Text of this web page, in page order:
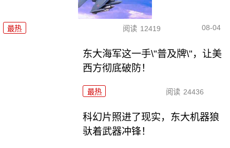
最热 阅读 12419 08-04
东大海军这一手\"普及牌\"，让美
西方彻底破防！
最热 阅读 24436
科幻片照进了现实，东大机器狼
驮着武器冲锋！